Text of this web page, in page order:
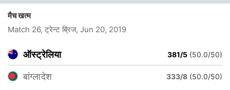
मैच खत्म
Match 26, ट्रेन्ट ब्रिज, Jun 20, 2019
ऑस्ट्रेलिया 381/5 (50.0/50)
बांग्लादेश 333/8 (50.0/50)